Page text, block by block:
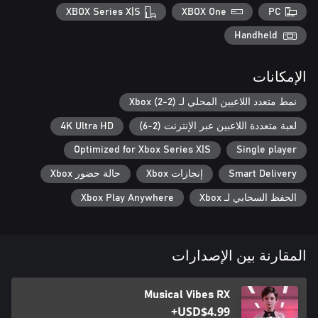
"Magnetic Pulse" by Vénna feat. Jinseo — K-Pop (free unlock:
play online with at least 1 friend, or available as paid
"Pretty Boy" by Clara Solane — R&B (free unlock: play online with
at least 2 different friends, or available as paid downloadable
You can expand your playlist with 3 additional songs available as
downloadable content, with even more tracks planned for future
Personalize your avatar with fun outfits and choose from a
PC
XBOX One
XBOX Series X|S
Handheld
الإمكانات
نمط متعدد اللاعبين المحلي لـ Xbox (2-2)
لعبة متعددة اللاعبين عبر الإنترنت (2-6) 4K Ultra HD
Single player
Optimized for Xbox Series X|S
Smart Delivery إنجازات Xbox حالة حضور Xbox
الحفظ السحابي لـ Xbox Xbox Play Anywhere
المقارنة بين الإصدارات
Musical Vibes RX
USD$4.99+